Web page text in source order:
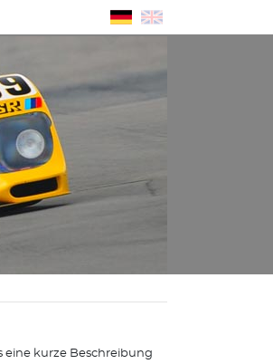
eine kurze Beschreibung